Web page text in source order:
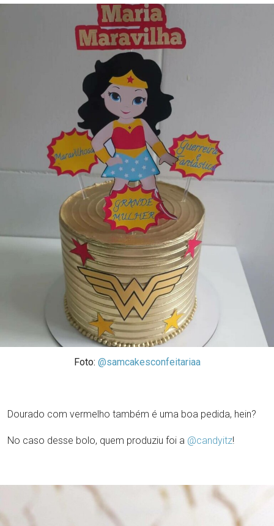
Foto: @samcakesconfeitariaa
Dourado com vermelho também é uma boa pedida, hein?
No caso desse bolo, quem produziu foi a @candyitz!